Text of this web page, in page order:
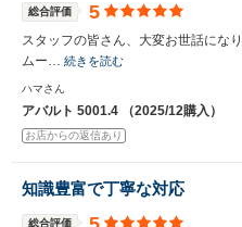
総合評価 5
スタッフの皆さん、大変お世話にな
ムー… 続きを読む
ハマさん
アバルト 5001.4 （2025/12購入）
お店からの返信あり
知識豊富で丁寧な対応
総合評価